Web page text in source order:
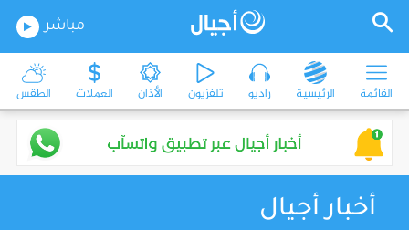
مباشر
القائمة الرئيسية راديو تلفزيون الأذان العملات الطقس
أخبار أجيال